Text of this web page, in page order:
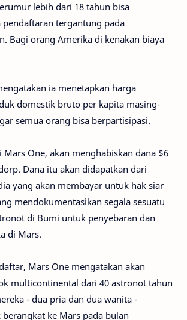
lebih dari 18 tahun bisa
tergantung pada
Bagi orang Amerika di kenakan biaya
ia menetapkan harga
domestik bruto per kapita masing-
semua orang bisa berpartisipasi.
Mars One, akan menghabiskan dana $6
Dana itu akan didapatkan dari
yang akan membayar untuk hak siar
mendokumentasikan segala sesuatu
di Bumi untuk penyebaran dan
di Mars.
Mars One mengatakan akan
multicontinental dari 40 astronot tahun
- dua pria dan dua wanita -
ke Mars pada bulan